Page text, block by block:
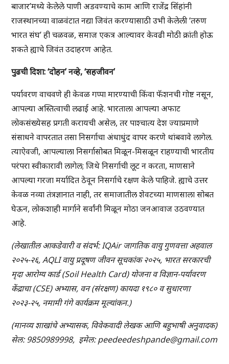
बाजार’मध्ये केलेले पाणी अडवण्याचे काम आणि राजेंद्र सिंहांनी
राजस्थानच्या वाळवंटात नद्या जिवंत करण्यासाठी उभी केलेली ‘तरुण
भारत संघ’ ही चळवळ, समाज एकत्र आल्यावर केवढी मोठी क्रांती होऊ
शकते ह्याचे जिवंत उदाहरण आहेत.
पुढची दिशा: ‘दोहन’ नव्हे, ‘सहजीवन’
पर्यावरण वाचवणे ही केवळ गप्पा मारण्याची किंवा फॅशनची गोष्ट नसून,
आपल्या अस्तित्वाची लढाई आहे. भारताला आपल्या अफाट
लोकसंख्येसह प्रगती करायची असेल, तर पाश्चात्य देश ज्याप्रमाणे
संसाधने वापरतात तसा निसर्गाचा अंधाधुंद वापर करणे थांबवावे लागेल.
त्याऐवजी, आपल्याला निसर्गासोबत मिळून-मिसळून राहण्याची भारतीय
परंपरा स्वीकारावी लागेल; जिथे निसर्गाची लूट न करता, माणसाने
आपल्या गरजा मर्यादित ठेवून निसर्गाचे रक्षण केले पाहिजे. ह्याचे उत्तर
केवळ नव्या तंत्रज्ञानात नाही, तर समाजातील शेवटच्या माणसाला सोबत
घेऊन, लोकशाही मार्गाने सर्वांनी मिळून मोठा जनआवाज उठवण्यात
आहे.
(लेखातील आकडेवारी व संदर्भ: IQAir जागतिक वायु गुणवत्ता अहवाल
२०२५-२६, AQLI वायु प्रदूषण जीवन सूचकांक २०२५, भारत सरकारची
मृदा आरोग्य कार्ड (Soil Health Card) योजना व विज्ञान-पर्यावरण
केंद्राचा (CSE) अभ्यास, वन (संरक्षण) कायदा १९८० व सुधारणा
२०२३-२५, नमामी गंगे कार्यक्रम मूल्यांकन.)
(मानव्य शाखांचे अभ्यासक, विवेकवादी लेखक आणि बहुभाषी अनुवादक)
सेल: 9850989998, इमेल: peedeedeshpande@gmail.com